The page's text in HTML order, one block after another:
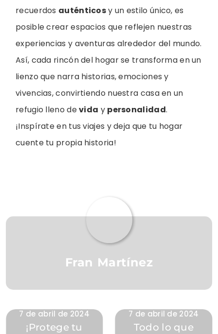
recuerdos auténticosy un estilo único, es
posible crear espacios que reflejen nuestras
experiencias y aventuras alrededor del mundo.
Así, cada rincón del hogar se transforma en un
lienzo que narra historias, emociones y
vivencias, convirtiendo nuestra casa en un
refugio lleno devida y personalidad.
¡Inspírate en tus viajes y deja que tu hogar
cuente tu propia historia!
Fran Martínez
7 de abril de 2024
¡Protege tu
7 de abril de 2024
Todo lo que